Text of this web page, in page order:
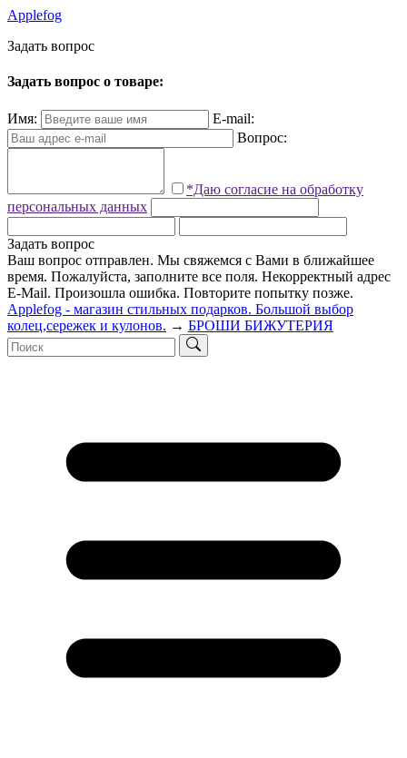
Applefog
Задать вопрос
Задать вопрос о товаре:
Имя:
E-mail:
Вопрос:
*Даю согласие на обработку
персональных данных
Задать вопрос
Ваш вопрос отправлен. Мы свяжемся с Вами в ближайшее
время. Пожалуйста, заполните все поля. Некорректный адрес
E-Mail. Произошла ошибка. Повторите попытку позже.
Applefog - магазин стильных подарков. Большой выбор
колец,сережек и кулонов. → БРОШИ БИЖУТЕРИЯ